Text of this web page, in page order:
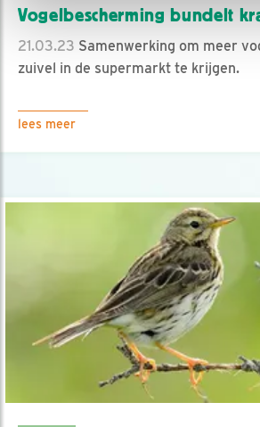
Vogelbescherming bundelt
21.03.23 Samenwerking om meer
zuivel in de supermarkt te krijgen.
lees meer